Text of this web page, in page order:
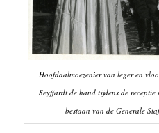
Hoofdaalmoezenier van leger en
Seyffardt de hand tijdens de
bestaan van de Generale